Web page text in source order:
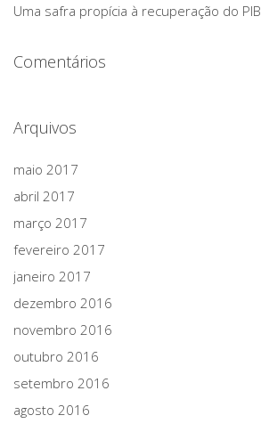
Uma safra propícia à recuperação do PIB
Comentários
Arquivos
maio 2017
abril 2017
março 2017
fevereiro 2017
janeiro 2017
dezembro 2016
novembro 2016
outubro 2016
setembro 2016
agosto 2016